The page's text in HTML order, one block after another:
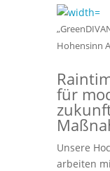
Hohensinn
für
Unsere
arbeiten